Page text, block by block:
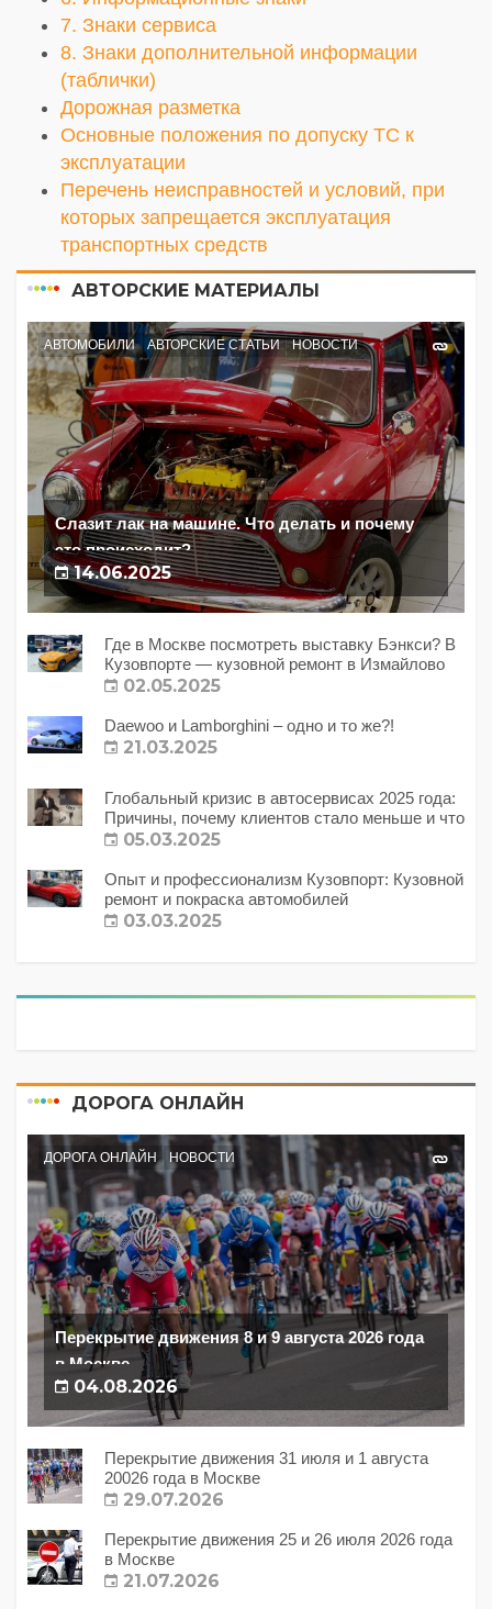
7. Знаки сервиса
8. Знаки дополнительной информации
(таблички)
Дорожная разметка
Основные положения по допуску ТС к
эксплуатации
Перечень неисправностей и условий, при
которых запрещается эксплуатация
транспортных средств
АВТОРСКИЕ МАТЕРИАЛЫ
АВТОМОБИЛИ АВТОРСКИЕ СТАТЬИ НОВОСТИ
Слазит лак на машине. Что делать и почему
это происходит?
14.06.2025
Где в Москве посмотреть выставку Бэнкси? В
Кузовпорте — кузовной ремонт в Измайлово
02.05.2025
Daewoo и Lamborghini – одно и то же?!
21.03.2025
Глобальный кризис в автосервисах 2025 года:
Причины, почему клиентов стало меньше и что
с этим делать?
05.03.2025
Опыт и профессионализм Кузовпорт: Кузовной
ремонт и покраска автомобилей
03.03.2025
ДОРОГА ОНЛАЙН
ДОРОГА ОНЛАЙН НОВОСТИ
Перекрытие движения 8 и 9 августа 2026 года
в Москве
04.08.2026
Перекрытие движения 31 июля и 1 августа
20026 года в Москве
29.07.2026
Перекрытие движения 25 и 26 июля 2026 года
в Москве
21.07.2026